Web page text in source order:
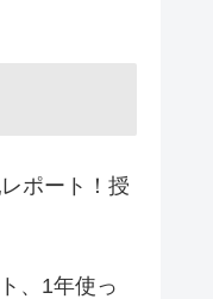
ポート！授
、1年使っ